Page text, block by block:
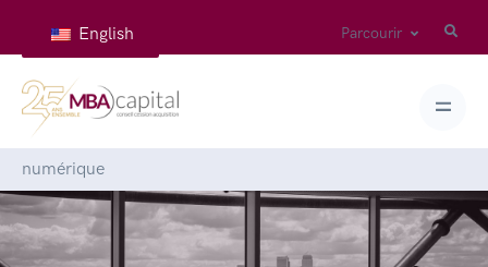
English Parcourir
Accueil
numérique